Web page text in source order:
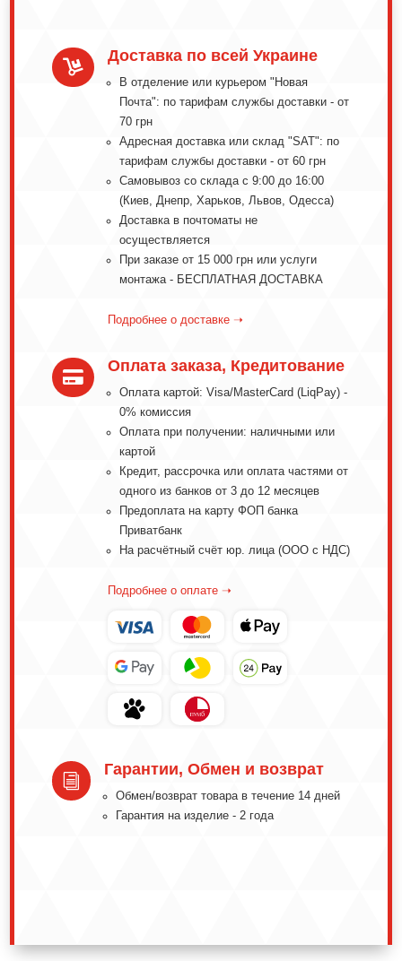

Доставка по всей Украине
В отделение или курьером "Новая
Почта": по тарифам службы доставки - от
70 грн
Адресная доставка или склад "SAT": по
тарифам службы доставки - от 60 грн
Самовывоз со склада с 9:00 до 16:00
(Киев, Днепр, Харьков, Львов, Одесса)
Доставка в почтоматы не
осуществляется
При заказе от 15 000 грн или услуги
монтажа - БЕСПЛАТНАЯ ДОСТАВКА
Подробнее о доставке ➝

Оплата заказа, Кредитование
Оплата картой: Visa/MasterCard (LiqPay) -
0% комиссия
Оплата при получении: наличными или
картой
Кредит, рассрочка или оплата частями от
одного из банков от 3 до 12 месяцев
Предоплата на карту ФОП банка
Приватбанк
На расчётный счёт юр. лица (ООО с НДС)
Подробнее о оплате ➝
i
Гарантии, Обмен и возврат
Обмeн/вoзвpaт тoвapa в тeчeниe 14 днeй
Гарантия на изделие - 2 года